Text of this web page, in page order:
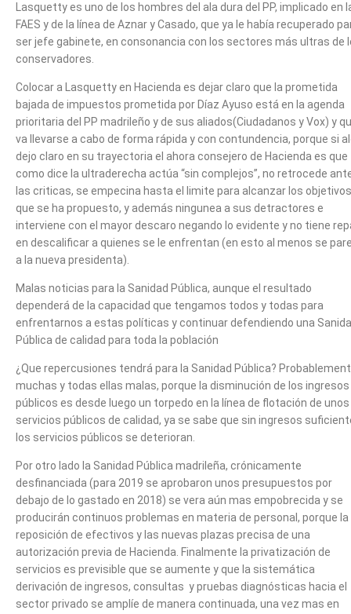
Lasquetty es uno de los hombres del ala dura del PP, implicado en
FAES y de la línea de Aznar y Casado, que ya le había recuperado
ser jefe gabinete, en consonancia con los sectores más ultras de
conservadores.
Colocar a Lasquetty en Hacienda es dejar claro que la prometida
bajada de impuestos prometida por Díaz Ayuso está en la agenda
prioritaria del PP madrileño y de sus aliados(Ciudadanos y Vox) y
va llevarse a cabo de forma rápida y con contundencia, porque si
dejo claro en su trayectoria el ahora consejero de Hacienda es que
como dice la ultraderecha actúa “sin complejos”, no retrocede
las criticas, se empecina hasta el limite para alcanzar los objetivos
que se ha propuesto, y además ningunea a sus detractores e
interviene con el mayor descaro negando lo evidente y no tiene
en descalificar a quienes se le enfrentan (en esto al menos se
a la nueva presidenta).
Malas noticias para la Sanidad Pública, aunque el resultado
dependerá de la capacidad que tengamos todos y todas para
enfrentarnos a estas políticas y continuar defendiendo una
Pública de calidad para toda la población
¿Que repercusiones tendrá para la Sanidad Pública?
muchas y todas ellas malas, porque la disminución de los ingresos
públicos es desde luego un torpedo en la línea de flotación de unos
servicios públicos de calidad, ya se sabe que sin ingresos
los servicios públicos se deterioran.
Por otro lado la Sanidad Pública madrileña, crónicamente
desfinanciada (para 2019 se aprobaron unos presupuestos por
debajo de lo gastado en 2018) se vera aún mas empobrecida y se
producirán continuos problemas en materia de personal, porque la
reposición de efectivos y las nuevas plazas precisa de una
autorización previa de Hacienda. Finalmente la privatización de
servicios es previsible que se aumente y que la sistemática
derivación de ingresos, consultas y pruebas diagnósticas hacia el
sector privado se amplíe de manera continuada, una vez mas en